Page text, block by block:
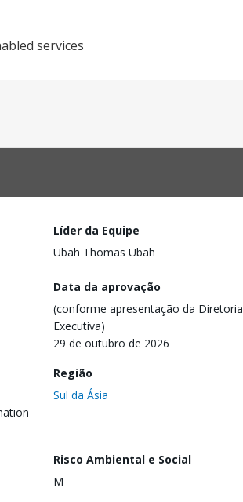
services
Líder da Equipe
Ubah Thomas Ubah
Data da aprovação
(conforme apresentação da Diretoria
Executiva)
29 de outubro de 2026
Região
Sul da Ásia
Risco Ambiental e Social
M